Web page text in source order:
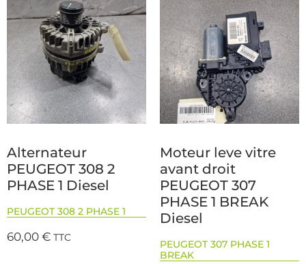
Alternateur
PEUGEOT 308 2
PHASE 1 Diesel
PEUGEOT 308 2 PHASE 1
60,00€ TTC
Moteur leve vitre
avant droit
PEUGEOT 307
PHASE 1 BREAK
Diesel
PEUGEOT 307 PHASE 1
BREAK